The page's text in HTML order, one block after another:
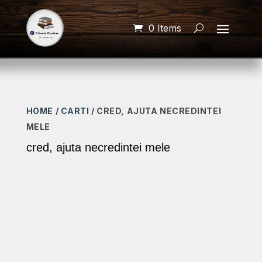
0 Items
HOME / CARTI / CRED, AJUTA NECREDINTEI
MELE
cred, ajuta necredintei mele